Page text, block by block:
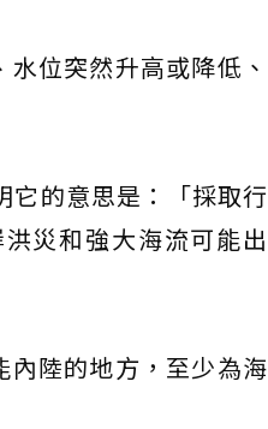
位突然升高或降低、
的意思是：「採取行
災和強大海流可能出
陸的地方，至少為海